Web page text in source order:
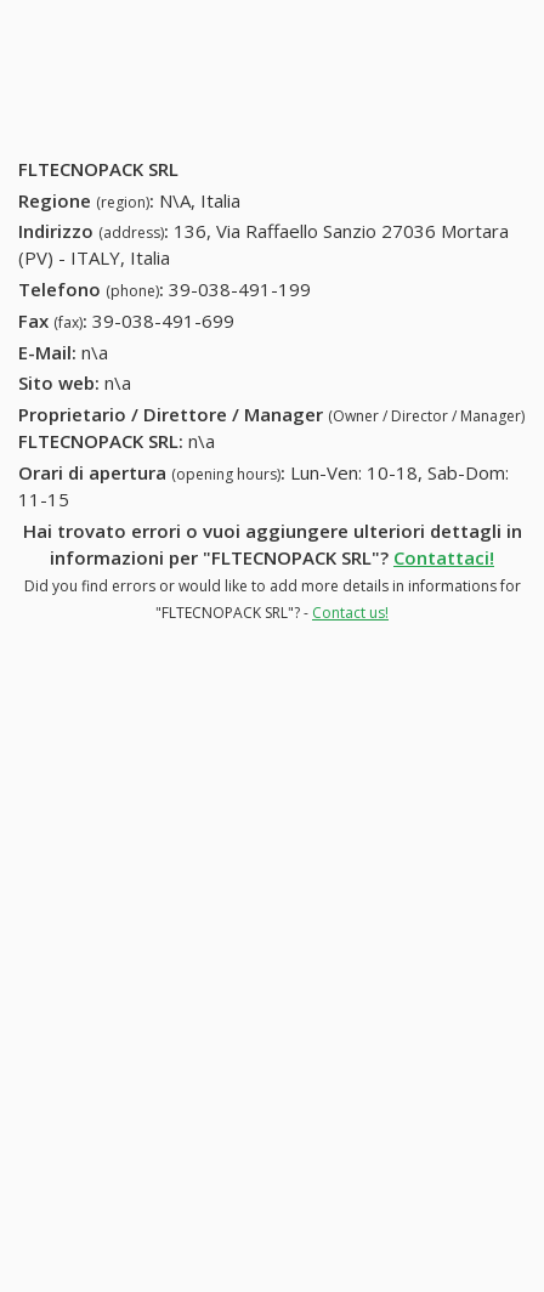
FLTECNOPACK SRL
Regione (region): N\A, Italia
Indirizzo (address): 136, Via Raffaello Sanzio 27036 Mortara
(PV) - ITALY, Italia
Telefono (phone): 39-038-491-199
Fax (fax): 39-038-491-699
E-Mail: n\a
Sito web: n\a
Proprietario / Direttore / Manager (Owner / Director / Manager)
FLTECNOPACK SRL: n\a
Orari di apertura (opening hours): Lun-Ven: 10-18, Sab-Dom:
11-15
Hai trovato errori o vuoi aggiungere ulteriori dettagli in
informazioni per "FLTECNOPACK SRL"? Contattaci!
Did you find errors or would like to add more details in informations for
"FLTECNOPACK SRL"? - Contact us!